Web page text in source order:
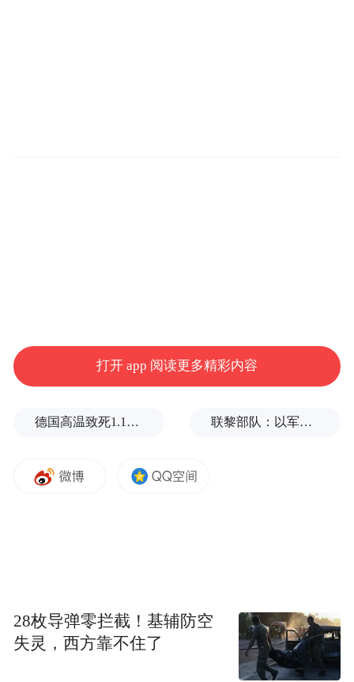
而如今，毛京波则进入了欧洲腹地，进入了
2024年，莲花跑车欧洲交付量占据整体四
国不仅是莲花跑车的“老家”，更是欧洲市场
盛名之下无虚士
毛京波被委以重任，不是很难理解的问题。
打开 app 阅读更多精彩内容
德国高温致死1.19万人，为2016年来最高纪录 联黎部队：以军单日向黎发射113枚炮弹
28枚导弹零拦截！基辅防空
失灵，西方靠不住了